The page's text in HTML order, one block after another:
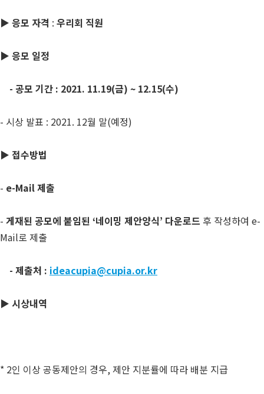
▶ 응모 자격 : 우리회 직원
▶ 응모 일정
- 공모 기간 : 2021. 11.19(금) ~ 12.15(수)
- 시상 발표 : 2021. 12월 말(예정)
▶ 접수방법
- e-Mail제출
- 게재된 공모에 붙임된 ‘네이밍 제안양식’ 다운로드 후 작성하여 e-
Mail로 제출
- 제출처 : ideacupia@cupia.or.kr
▶ 시상내역
* 2인 이상 공동제안의 경우, 제안 지분률에 따라 배분 지급